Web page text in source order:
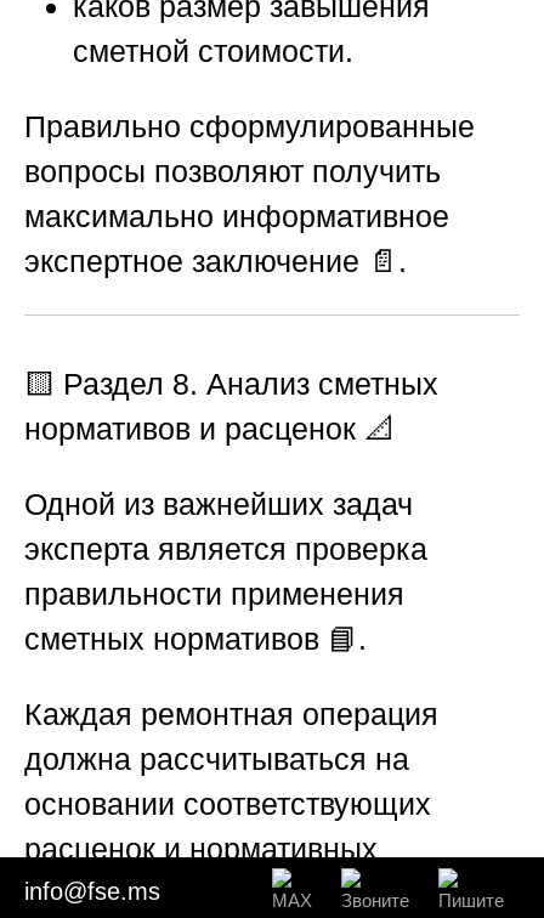
сметной стоимости.
Правильно сформулированные
вопросы позволяют получить
максимально информативное
экспертное заключение 📄.
🟨 Раздел 8. Анализ сметных
нормативов и расценок 📐
Одной из важнейших задач
эксперта является проверка
правильности применения
сметных нормативов 📘.
Каждая ремонтная операция
должна рассчитываться на
основании соответствующих
расценок и нормативных
показателей.
info@fse.ms